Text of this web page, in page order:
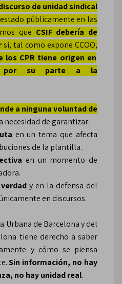
de unidad sindical
públicamente en las
que CSIF debería de
si, tal como expone CCOO,
los CPR tiene origen en
por su parte a la
a ninguna voluntad de
necesidad de garantizar:
en un tema que afecta
de la plantilla.
en un momento de
y en la defensa del
en discursos.
Urbana de Barcelona y del
tiene derecho a saber
y cómo se piensa
Sin información, no hay
no hay unidad real.